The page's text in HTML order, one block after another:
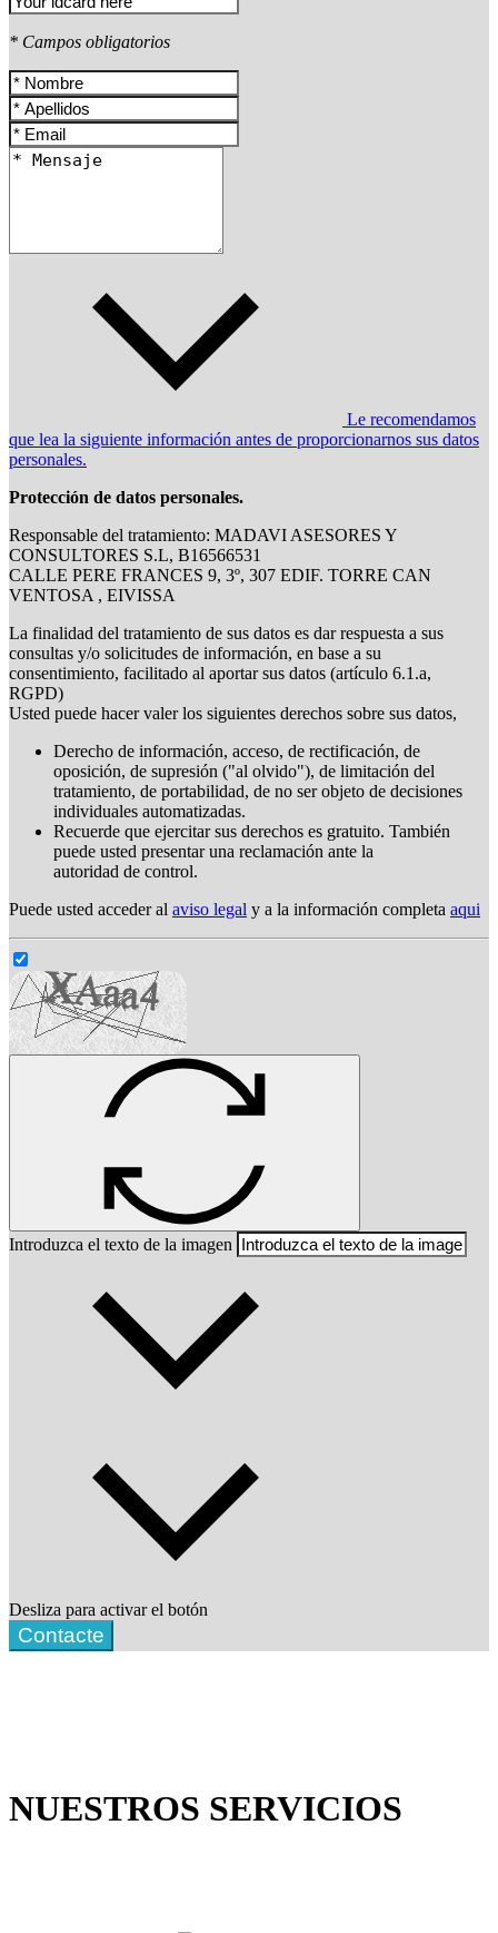
* Campos obligatorios
Le recomendamos
que lea la siguiente información antes de proporcionarnos sus datos
personales.
Protección de datos personales.
Responsable del tratamiento: MADAVI ASESORES Y
CONSULTORES S.L, B16566531
CALLE PERE FRANCES 9, 3º, 307 EDIF. TORRE CAN
VENTOSA , EIVISSA
La finalidad del tratamiento de sus datos es dar respuesta a sus
consultas y/o solicitudes de información, en base a su
consentimiento, facilitado al aportar sus datos (artículo 6.1.a,
RGPD)
Usted puede hacer valer los siguientes derechos sobre sus datos,
Derecho de información, acceso, de rectificación, de
oposición, de supresión ("al olvido"), de limitación del
tratamiento, de portabilidad, de no ser objeto de decisiones
individuales automatizadas.
Recuerde que ejercitar sus derechos es gratuito. También
puede usted presentar una reclamación ante la
autoridad de control.
Puede usted acceder al aviso legal y a la información completa aqui
Introduzca el texto de la imagen
Desliza para activar el botón
Contacte
NUESTROS SERVICIOS